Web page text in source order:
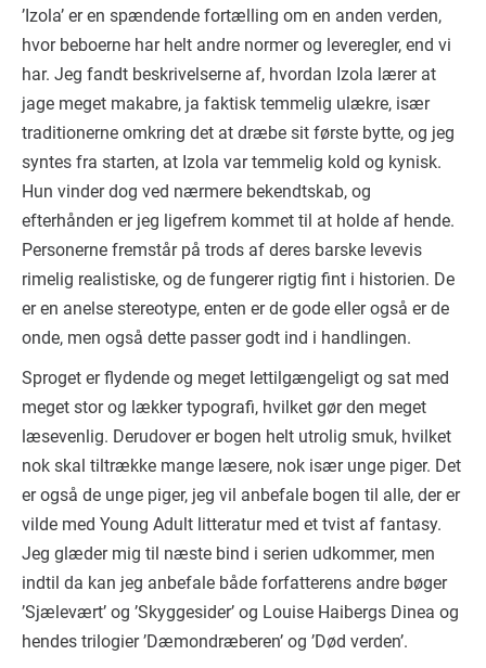
’Izola’ er en spændende fortælling om en anden verden,
hvor beboerne har helt andre normer og leveregler, end vi
har. Jeg fandt beskrivelserne af, hvordan Izola lærer at
jage meget makabre, ja faktisk temmelig ulækre, især
traditionerne omkring det at dræbe sit første bytte, og jeg
syntes fra starten, at Izola var temmelig kold og kynisk.
Hun vinder dog ved nærmere bekendtskab, og
efterhånden er jeg ligefrem kommet til at holde af hende.
Personerne fremstår på trods af deres barske levevis
rimelig realistiske, og de fungerer rigtig fint i historien. De
er en anelse stereotype, enten er de gode eller også er de
onde, men også dette passer godt ind i handlingen.
Sproget er flydende og meget lettilgængeligt og sat med
meget stor og lækker typografi, hvilket gør den meget
læsevenlig. Derudover er bogen helt utrolig smuk, hvilket
nok skal tiltrække mange læsere, nok især unge piger. Det
er også de unge piger, jeg vil anbefale bogen til alle, der er
vilde med Young Adult litteratur med et tvist af fantasy.
Jeg glæder mig til næste bind i serien udkommer, men
indtil da kan jeg anbefale både forfatterens andre bøger
’Sjælevært’ og ’Skyggesider’ og Louise Haibergs Dinea og
hendes trilogier ’Dæmondræberen’ og ’Død verden’.